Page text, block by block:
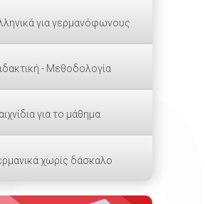
για γερμανόφωνους
- Μεθοδολογία
για το μάθημα
χωρίς δάσκαλο